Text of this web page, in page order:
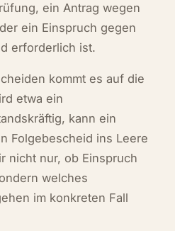
ein Antrag wegen
ein Einspruch gegen
erforderlich ist.
kommt es auf die
etwa ein
kann ein
Folgebescheid ins Leere
nicht nur, ob Einspruch
welches
im konkreten Fall